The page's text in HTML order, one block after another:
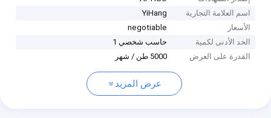
اسم العلامة التجارية
YiHang
الأسعار
negotiable
الحد الأدنى لكمية
حاسب شخصي 1
القدرة على العرض
5000 طن / شهر
عرض المزيد